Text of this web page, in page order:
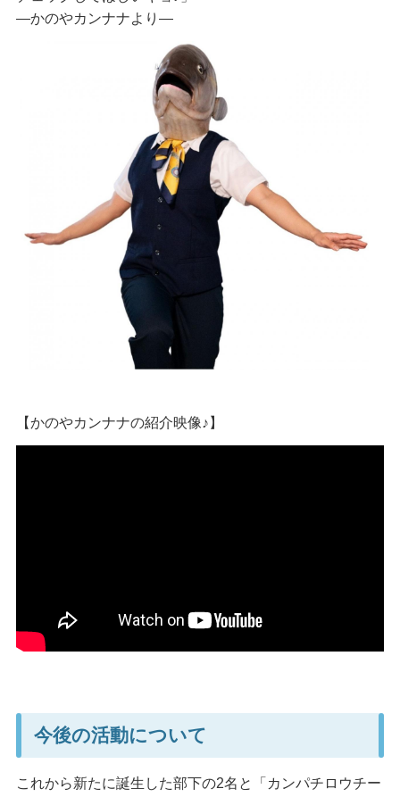
―かのやカンナナより―
【かのやカンナナの紹介映像♪】
今後の活動について
これから新たに誕生した部下の2名と「カンパチロウチー